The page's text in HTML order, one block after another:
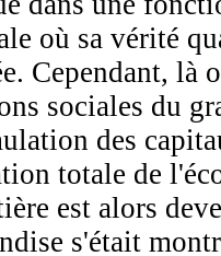
où sa vérité
Cependant, là
sociales du
des
totale de
est alors
s'était